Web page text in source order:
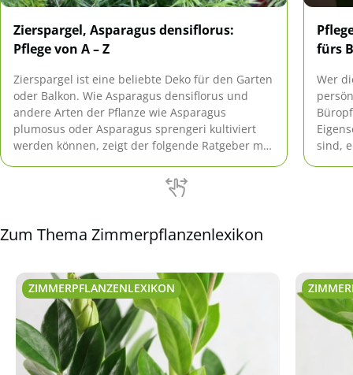
Zierspargel, Asparagus densiflorus:
Pflege von A – Z
Zierspargel ist eine beliebte Deko für den Garten
oder Balkon. Wie Asparagus densiflorus und
andere Arten der Pflanze wie Asparagus
plumosus oder Asparagus sprengeri kultiviert
werden können, zeigt der folgende Ratgeber mit
fürs
Wer
sind,
Zum Thema Zimmerpflanzenlexikon
ZIMMERPFLANZENLEXIKON